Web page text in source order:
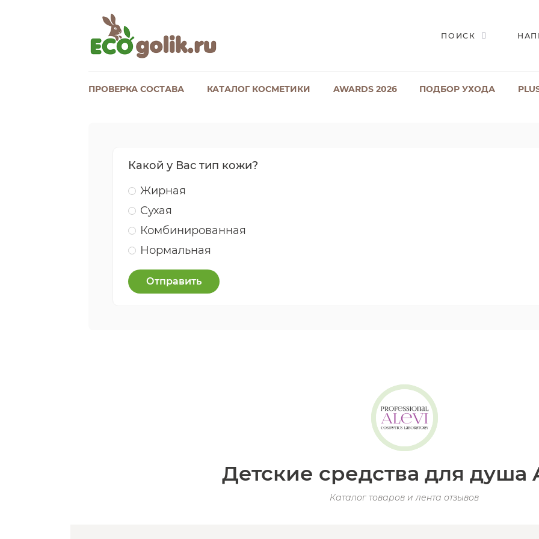
ПОИСК
ПРОВЕРКА СОСТАВА КАТАЛОГ КОСМЕТИКИ AWARDS 2026 ПОДБОР УХОДА
Какой у Вас тип кожи?
Жирная
Сухая
Комбинированная
Нормальная
Отправить
Детские средства для душа
Каталог товаров и лента отзывов